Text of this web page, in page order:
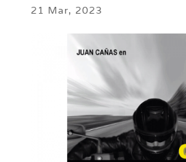
21 Mar, 2023